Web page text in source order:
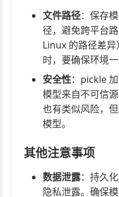
文件路径：保存
径，避免跨平台
Linux 的路径差
时，要确保环境一
安全性：pickle
模型来自不可信
也有类似风险，
模型。
其他注意事项
数据泄露：持久
隐私泄露。确保